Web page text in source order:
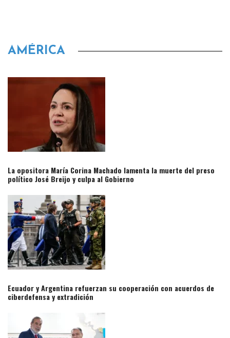
AMÉRICA
La opositora María Corina Machado lamenta la muerte del preso
político José Breijo y culpa al Gobierno​
Ecuador y Argentina refuerzan su cooperación con acuerdos de
ciberdefensa y extradición​